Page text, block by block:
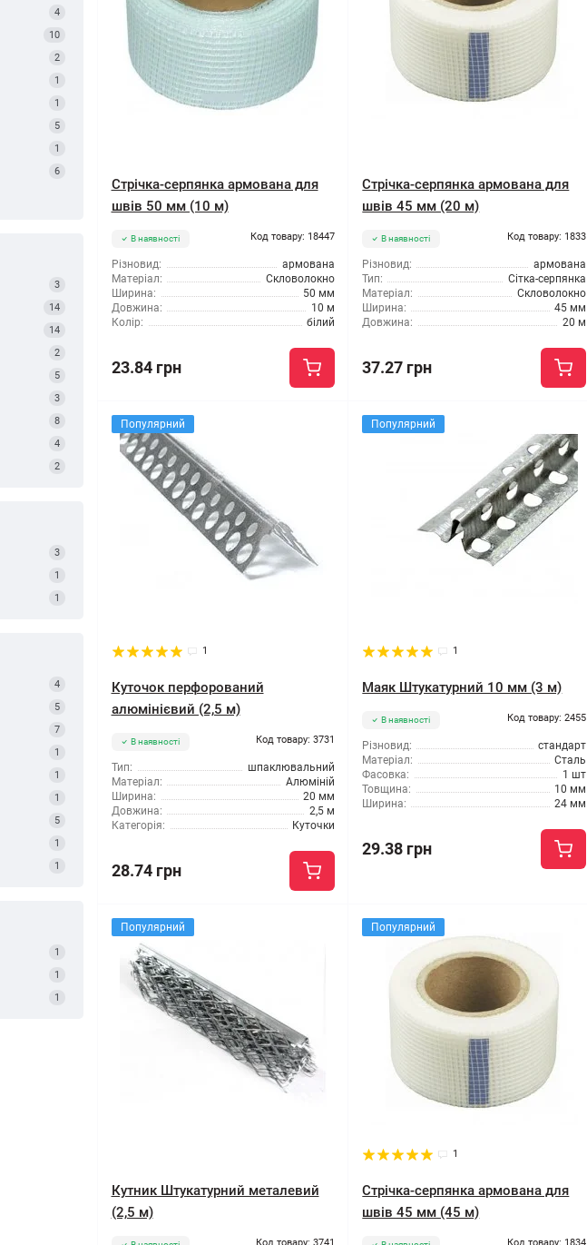
4
10
2
1
1
5
1
6
3
14
14
2
5
3
8
4
2
3
1
1
4
5
7
1
1
1
5
1
1
1
1
1
Стрічка-серпянка армована для
швів 50 мм (10 м)
В наявності Код товару: 18447
Різновид:
армована
Матеріал:
Скловолокно
Ширина:
50 мм
Довжина:
10 м
Колір:
білий
23.84 грн
Стрічка-серпянка армована для
швів 45 мм (20 м)
В наявності Код товару: 1833
Різновид:
армована
Тип:
Сітка-серпянка
Матеріал:
Скловолокно
Ширина:
45 мм
Довжина:
20 м
37.27 грн
Популярний
1
Куточок перфорований
алюмінієвий (2,5 м)
В наявності Код товару: 3731
Тип:
шпаклювальний
Матеріал:
Алюміній
Ширина:
20 мм
Довжина:
2,5 м
Категорія:
Куточки
28.74 грн
Популярний
1
Маяк Штукатурний 10 мм (3 м)
В наявності Код товару: 2455
Різновид:
стандарт
Матеріал:
Сталь
Фасовка:
1 шт
Товщина:
10 мм
Ширина:
24 мм
29.38 грн
Популярний
Кутник Штукатурний металевий
(2,5 м)
Популярний
1
Стрічка-серпянка армована для
швів 45 мм (45 м)